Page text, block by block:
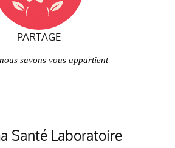
PARTAGE
savons vous appartient
Santé Laboratoire